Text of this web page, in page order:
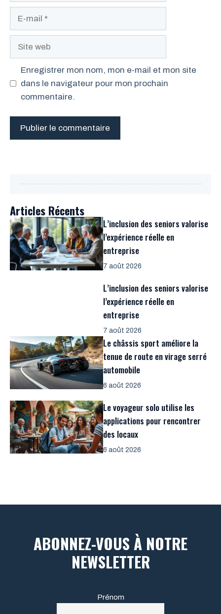
Site
Enregistrer mon nom, mon e-mail et mon site
dans le navigateur pour mon prochain
commentaire.
Articles Récents
L’inclusion des seniors valorise
l’expérience réelle en
entreprise
7 août 2026
L’inclusion des seniors valorise
l’expérience réelle en
entreprise
7 août 2026
Le châssis sport améliore la
tenue de route en virage serré
automobile
6 août 2026
Le voyageur solo utilise les
applications pour rencontrer
des locaux
6 août 2026
ABONNEZ-VOUS À NOTRE
NEWSLETTER
Prénom